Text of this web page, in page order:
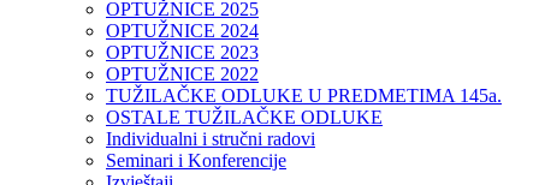
OPTUŽNICE 2025
OPTUŽNICE 2024
OPTUŽNICE 2023
OPTUŽNICE 2022
TUŽILAČKE ODLUKE U PREDMETIMA 145a.
OSTALE TUŽILAČKE ODLUKE
Individualni i stručni radovi
Seminari i Konferencije